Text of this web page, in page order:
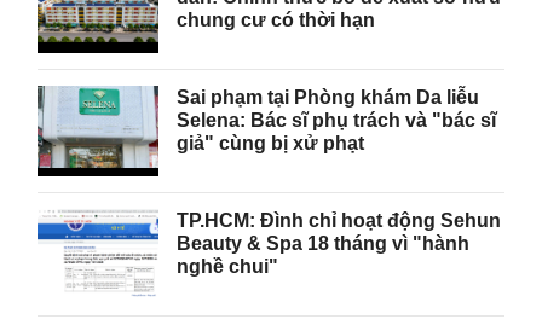
chung cư có thời hạn
Sai phạm tại Phòng khám Da liễu
Selena: Bác sĩ phụ trách và "bác sĩ
giả" cùng bị xử phạt
TP.HCM: Đình chỉ hoạt động Sehun
Beauty & Spa 18 tháng vì "hành
nghề chui"